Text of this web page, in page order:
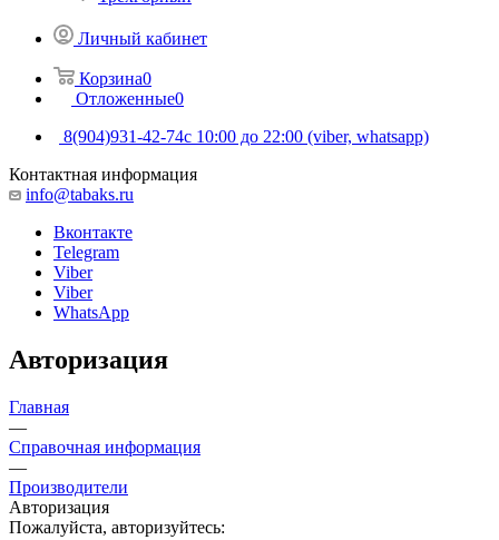
Личный кабинет
Корзина0
Отложенные0
8(904)931-42-74с 10:00 до 22:00 (viber, whatsapp)
Контактная информация
info@tabaks.ru
Вконтакте
Telegram
Viber
Viber
WhatsApp
Авторизация
Главная
—
Справочная информация
—
Производители
Авторизация
Пожалуйста, авторизуйтесь: